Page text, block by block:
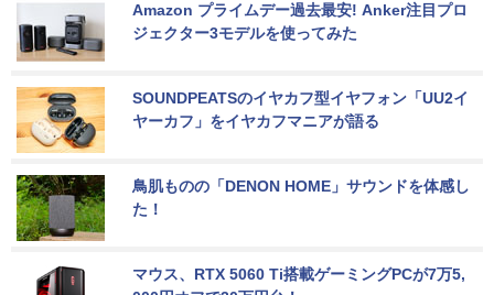
Amazon プライムデー過去最安! Anker注目プロ
ジェクター3モデルを使ってみた
SOUNDPEATSのイヤカフ型イヤフォン「UU2イ
ヤーカフ」をイヤカフマニアが語る
鳥肌ものの「DENON HOME」サウンドを体感し
た！
マウス、RTX 5060 Ti搭載ゲーミングPCが7万5,